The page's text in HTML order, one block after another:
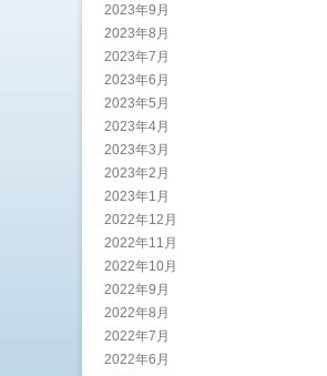
2023年9月
2023年8月
2023年7月
2023年6月
2023年5月
2023年4月
2023年3月
2023年2月
2023年1月
2022年12月
2022年11月
2022年10月
2022年9月
2022年8月
2022年7月
2022年6月